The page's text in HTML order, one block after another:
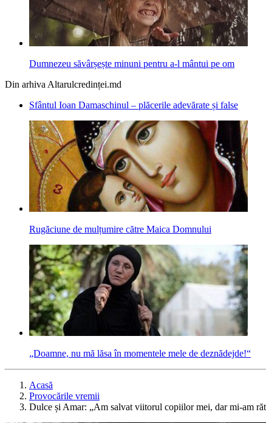
Dumnezeu săvârșește minuni pentru a-l mântui pe om
Din arhiva Altarulcredinței.md
Sfântul Ioan Damaschinul – plăcerile adevărate și false
Rugăciune de mulțumire către Maica Domnului
„Doamne, nu mă lăsa în momentele mele de deznădejde!“
Acasă
Provocările vremii
Dulce și Amar: „Am salvat viitorul copiilor mei, dar mi-am